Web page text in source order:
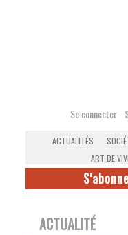
Se connecter
ACTUALITÉS
ART DE
ACTUALITÉ